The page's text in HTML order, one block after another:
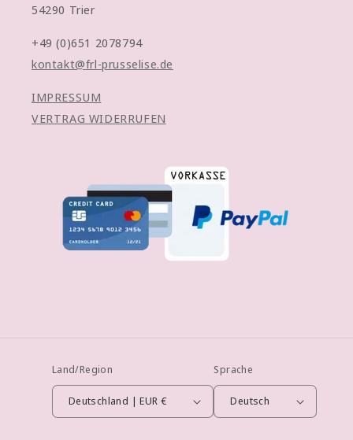
54290 Trier
+49 (0)651 2078794
kontakt@frl-prusselise.de
IMPRESSUM
VERTRAG WIDERRUFEN
Land/Region
Deutschland | EUR €
Sprache
Deutsch